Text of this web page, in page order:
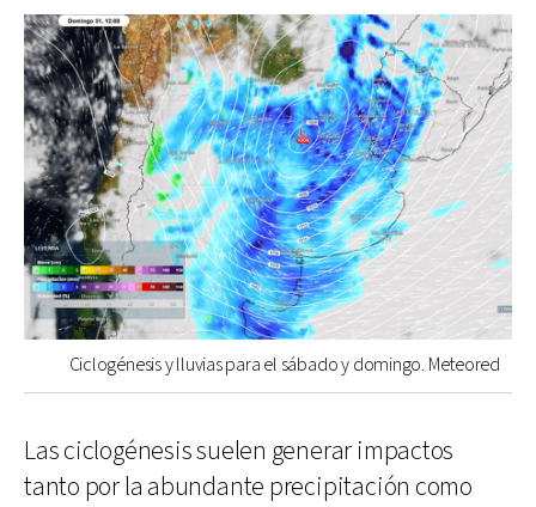
Ciclogénesis y lluvias para el sábado y domingo. Meteored
Las ciclogénesis suelen generar impactos
tanto por la abundante precipitación como